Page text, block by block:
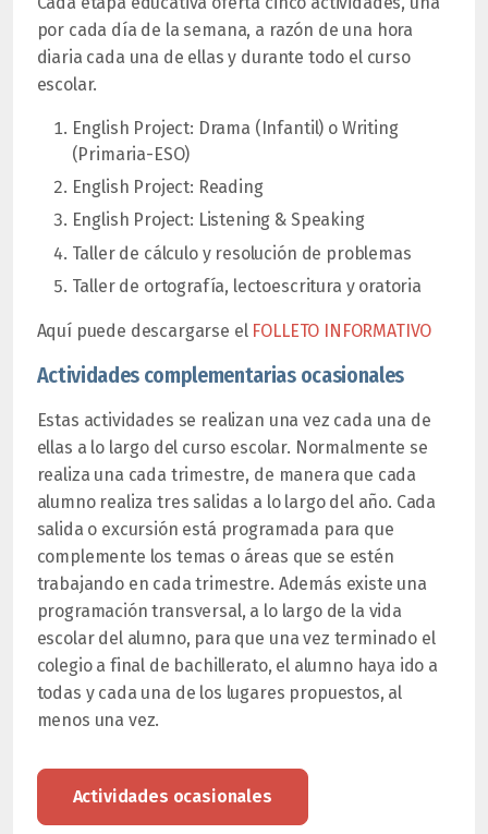
por cada día de la semana, a razón de una hora
diaria cada una de ellas y durante todo el curso
escolar.
English Project: Drama (Infantil) o Writing
(Primaria-ESO)
English Project: Reading
English Project: Listening & Speaking
Taller de cálculo y resolución de problemas
Taller de ortografía, lectoescritura y oratoria
Aquí puede descargarse el FOLLETO INFORMATIVO
Actividades complementarias ocasionales
Estas actividades se realizan una vez cada una de
ellas a lo largo del curso escolar. Normalmente se
realiza una cada trimestre, de manera que cada
alumno realiza tres salidas a lo largo del año. Cada
salida o excursión está programada para que
complemente los temas o áreas que se estén
trabajando en cada trimestre. Además existe una
programación transversal, a lo largo de la vida
escolar del alumno, para que una vez terminado el
colegio a final de bachillerato, el alumno haya ido a
todas y cada una de los lugares propuestos, al
menos una vez.
Actividades ocasionales